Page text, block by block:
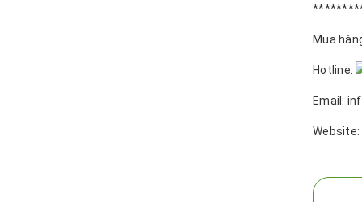
Mua
Hotline:
Email:
Website: